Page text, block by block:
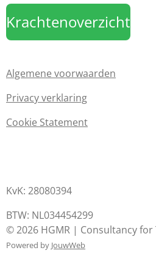
Krachtenoverzicht
Algemene voorwaarden
Privacy verklaring
Cookie Statement
KvK: 28080394
BTW: NL034454299
© 2026 HGMR | Consultancy for
Powered by JouwWeb